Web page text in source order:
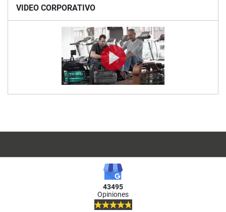
VIDEO CORPORATIVO
43495
Opiniones